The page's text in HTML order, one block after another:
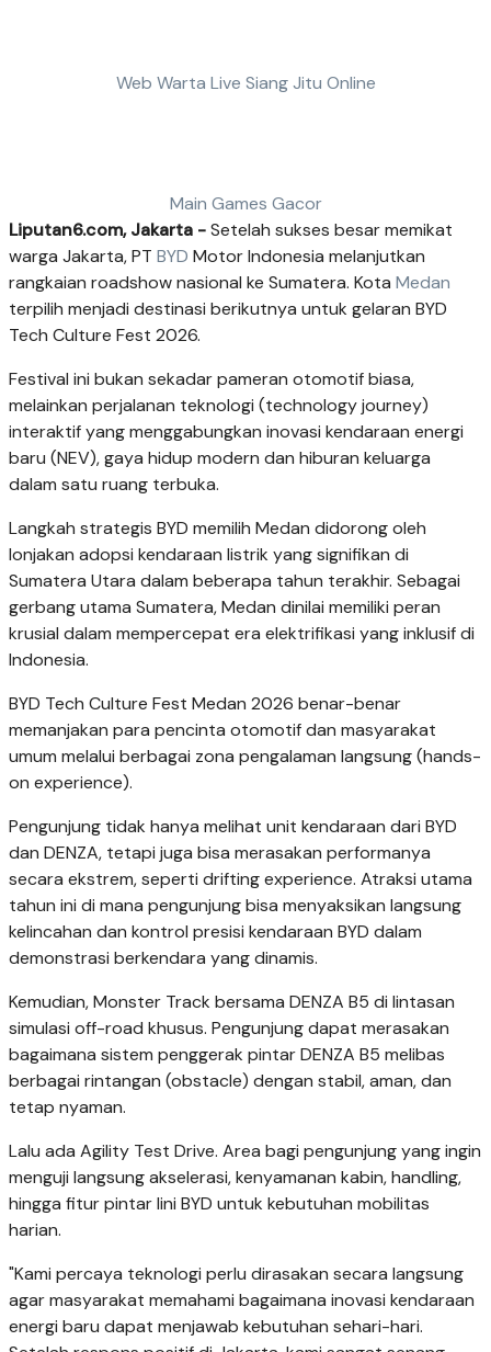
Web Warta Live Siang Jitu Online
Main Games Gacor
Liputan6.com, Jakarta -Setelah sukses besar memikat
warga Jakarta, PT BYD Motor Indonesia melanjutkan
rangkaian roadshow nasional ke Sumatera. Kota Medan
terpilih menjadi destinasi berikutnya untuk gelaran BYD
Tech Culture Fest 2026.
Festival ini bukan sekadar pameran otomotif biasa,
melainkan perjalanan teknologi (technology journey)
interaktif yang menggabungkan inovasi kendaraan energi
baru (NEV), gaya hidup modern dan hiburan keluarga
dalam satu ruang terbuka.
Langkah strategis BYD memilih Medan didorong oleh
lonjakan adopsi kendaraan listrik yang signifikan di
Sumatera Utara dalam beberapa tahun terakhir. Sebagai
gerbang utama Sumatera, Medan dinilai memiliki peran
krusial dalam mempercepat era elektrifikasi yang inklusif di
Indonesia.
BYD Tech Culture Fest Medan 2026 benar-benar
memanjakan para pencinta otomotif dan masyarakat
umum melalui berbagai zona pengalaman langsung (hands-
on experience).
Pengunjung tidak hanya melihat unit kendaraan dari BYD
dan DENZA, tetapi juga bisa merasakan performanya
secara ekstrem, seperti drifting experience. Atraksi utama
tahun ini di mana pengunjung bisa menyaksikan langsung
kelincahan dan kontrol presisi kendaraan BYD dalam
demonstrasi berkendara yang dinamis.
Kemudian, Monster Track bersama DENZA B5 di lintasan
simulasi off-road khusus. Pengunjung dapat merasakan
bagaimana sistem penggerak pintar DENZA B5 melibas
berbagai rintangan (obstacle) dengan stabil, aman, dan
tetap nyaman.
Lalu ada Agility Test Drive. Area bagi pengunjung yang ingin
menguji langsung akselerasi, kenyamanan kabin, handling,
hingga fitur pintar lini BYD untuk kebutuhan mobilitas
harian.
"Kami percaya teknologi perlu dirasakan secara langsung
agar masyarakat memahami bagaimana inovasi kendaraan
energi baru dapat menjawab kebutuhan sehari-hari.